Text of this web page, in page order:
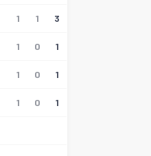
1 1 3
1 0 1
1 0 1
1 0 1